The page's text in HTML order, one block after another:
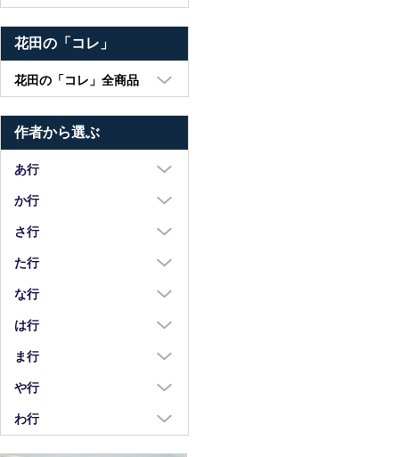
花田の「コレ」
花田の「コレ」全商品
鉢・湯呑・カップ
汁椀・土鍋・折敷
小物・カトラリー
作者から選ぶ
あ行
浅野奈生
苧野直樹
安達和治
荒川真吾
荒賀文成
有馬和博
か行
蠣崎マコト
葛西国太郎
葛西義信
河上智美
川合孝知
川辺忠
さ行
坂本達哉
佐川岳彦
佐々木暢子
重田良古
た行
高島慎一
高木剛
瀧田操
な行
中荒江道子
中尾万作
中川紀夫
中町いずみ
は行
橋村大作
長谷川由香
畑中篤
花岡隆
ま行
前田麻美
正木春蔵
や行
八木橋昇
わ行